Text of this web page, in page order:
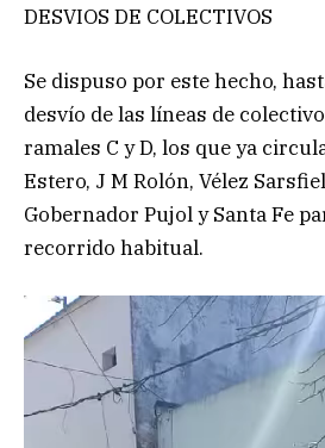
DESVIOS DE COLECTIVOS
Se dispuso por este hecho,
desvío de las líneas de
ramales C y D, los que ya
Estero, J M Rolón, Vélez
Gobernador Pujol y Santa Fe
recorrido habitual.